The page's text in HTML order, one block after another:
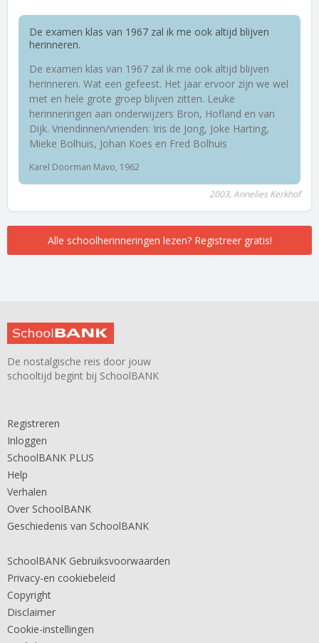
De examen klas van 1967 zal ik me ook altijd blijven
herinneren.
De examen klas van 1967 zal ik me ook altijd blijven
herinneren. Wat een gefeest. Het jaar ervoor zijn we wel
met en hele grote groep blijven zitten. Leuke
herinneringen aan onderwijzers Bron, Hofland en van
Dijk. Vriendinnen/vrienden: Iris de Jong, Joke Harting,
Mieke Bolhuis, Johan Koes en Fred Bolhuis
Karel Doorman Mavo, 1962
2003, Annelies Kerkhof
Alle schoolherinneringen lezen? Registreer gratis!
De nostalgische reis door jouw
schooltijd begint bij SchoolBANK
Registreren
Inloggen
SchoolBANK PLUS
Help
Verhalen
Over SchoolBANK
Geschiedenis van SchoolBANK
SchoolBANK Gebruiksvoorwaarden
Privacy-en cookiebeleid
Copyright
Disclaimer
Cookie-instellingen